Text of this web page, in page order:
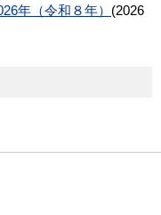
年（令和８年） (2026